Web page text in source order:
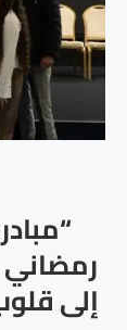
رمضاني
إلى